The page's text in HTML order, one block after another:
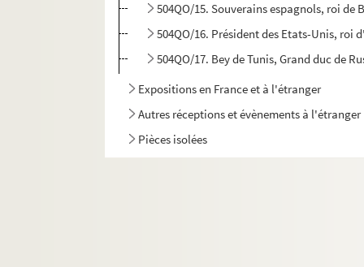
504QO/15. Souverains espagnols, roi
504QO/16. Président des Etats-Unis, roi
504QO/17. Bey de Tunis, Grand duc de
Expositions en France et à l'étranger
Autres réceptions et évènements à l'étranger
Pièces isolées